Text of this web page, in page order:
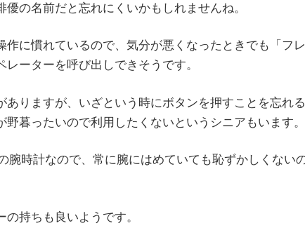
の名前だと忘れにくいかもしれませんね。
作に慣れているので、気分が悪くなったときでも「フ
レーターを呼び出しできそうです。
ありますが、いざという時にボタンを押すことを忘れ
暮ったいので利用したくないというシニアもいます。
腕時計なので、常に腕にはめていても恥ずかしくない
持ちも良いようです。